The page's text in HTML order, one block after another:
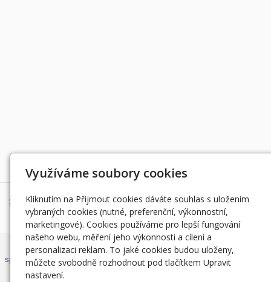
Děkujeme za podporu
Český rybářský svaz, z. s. , Západočeský územní svaz zapsán ve
spolkovém rejstříku, vedeným Městským soudem v Praze, oddíl L, vložka
Využíváme soubory cookies
Kliknutím na Přijmout cookies dáváte souhlas s uložením
vybraných cookies (nutné, preferenční, výkonnostní,
marketingové). Cookies používáme pro lepší fungování
našeho webu, měření jeho výkonnosti a cílení a
personalizaci reklam. To jaké cookies budou uloženy,
můžete svobodně rozhodnout pod tlačítkem Upravit
nastavení.